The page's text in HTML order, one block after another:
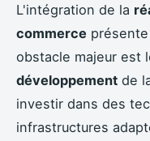
L'intégration de la
commerce
obstacle majeur est
développement de
investir dans des
infrastructures